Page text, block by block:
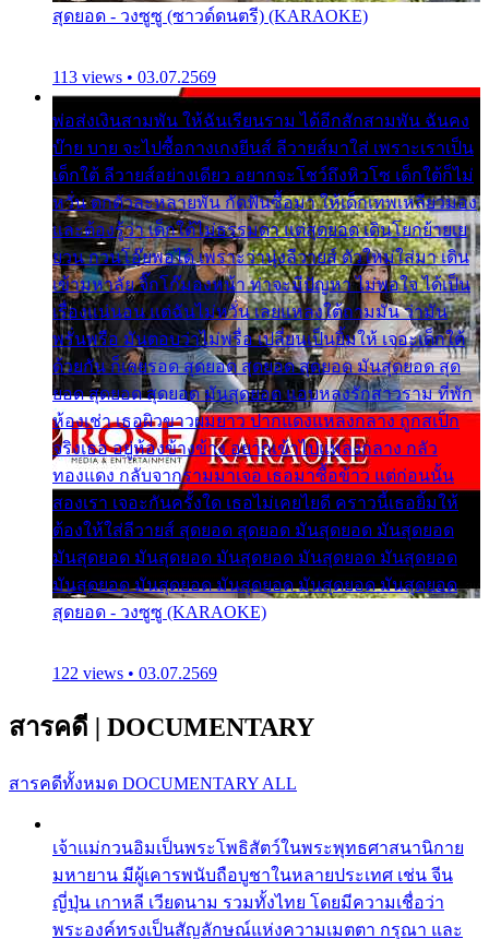
สุดยอด - วงซูซู (ซาวด์ดนตรี) (KARAOKE)
113 views • 03.07.2569
พ่อส่งเงินสามพัน ให้ฉันเรียนราม ได้อีกสักสามพัน ฉันคง
บ๊าย บาย จะไปซื้อกางเกงยีนส์ ลีวายส์มาใส่ เพราะเราเป็น
เด็กใต้ ลีวายส์อย่างเดียว อยากจะโชว์ถึงหิวโซ เด็กใต้ก็ไม่
หวั่น ตกตัวละหลายพัน กัดฟันซื้อมา ให้เด็กเทพเหลียวมอง
และต้องรู้ว่า เด็กใต้ไม่ธรรมดา แต่สุดยอด เดินโยกย้ายเย
ยวน กวนโอ๊ยพอได้ เพราะว่านุ่งลีวายส์ ตัวใหม่ใส่มา เดิน
เข้ามหาลัย จิ๊กโก๊มองหน้า ท่าจะมีปัญหา ไม่พอใจ ได้เป็น
เรื่องแน่นอน แต่ฉันไม่หวั่น เลยแหลงใต้ถามมัน ว่ามัน
พรั่นพรือ มันตอบว่าไม่พรื่อ เปลี่ยนเป็นยิ้มให้ เจอะเด็กใต้
ด้วยกัน ก็เลยรอด สุดยอด สุดยอด สุดยอด มันสุดยอด สุด
ยอด สุดยอด สุดยอด มันสุดยอด แอบหลงรักสาวราม ที่พัก
ห้องเช่า เธอผิวขาวผมยาว ปากแดงแหลงกลาง ถูกสเป็ก
จริงเธอ อยู่ห้องข้างข้าง อยากเข้าไปแหลงกลาง กลัว
ทองแดง กลับจากรามมาเจอ เธอมาซื้อข้าว แต่ก่อนนั้น
สองเรา เจอะกันครั้งใด เธอไม่เคยไยดี คราวนี้เธอยิ้มให้
ต้องให้ใส่ลีวายส์ สุดยอด สุดยอด มันสุดยอด มันสุดยอด
มันสุดยอด มันสุดยอด มันสุดยอด มันสุดยอด มันสุดยอด
มันสุดยอด มันสุดยอด มันสุดยอด มันสุดยอด มันสุดยอด
สุดยอด - วงซูซู (KARAOKE)
122 views • 03.07.2569
สารคดี | DOCUMENTARY
สารคดีทั้งหมด DOCUMENTARY ALL
เจ้าแม่กวนอิมเป็นพระโพธิสัตว์ในพระพุทธศาสนานิกาย
มหายาน มีผู้เคารพนับถือบูชาในหลายประเทศ เช่น จีน
ญี่ปุ่น เกาหลี เวียดนาม รวมทั้งไทย โดยมีความเชื่อว่า
พระองค์ทรงเป็นสัญลักษณ์แห่งความเมตตา กรุณา และ